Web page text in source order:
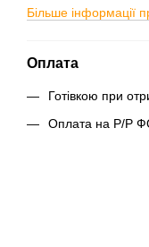
Більше інформації
Оплата
Готівкою при
Оплата на Р/Р